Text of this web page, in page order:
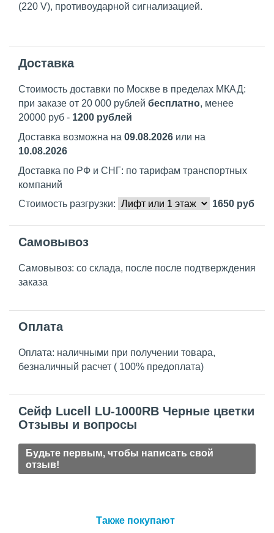
(220 V), противоударной сигнализацией.
Доставка
Стоимость доставки по Москве в пределах МКАД:
при заказе от 20 000 рублей бесплатно, менее
20000 руб - 1200 рублей
Доставка возможна на 09.08.2026 или на
10.08.2026
Доставка по РФ и СНГ: по тарифам транспортных
компаний
Стоимость разгрузки:
1650 руб
Самовывоз
Самовывоз: со склада, после после подтверждения
заказа
Оплата
Оплата: наличными при получении товара,
безналичный расчет ( 100% предоплата)
Сейф Lucell LU-1000RB Черные цветки
Отзывы и вопросы
Будьте первым, чтобы написать свой
отзыв!
Также покупают